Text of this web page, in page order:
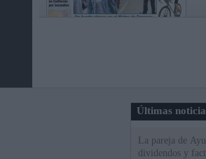
Últimas
La pareja de
dividendos y